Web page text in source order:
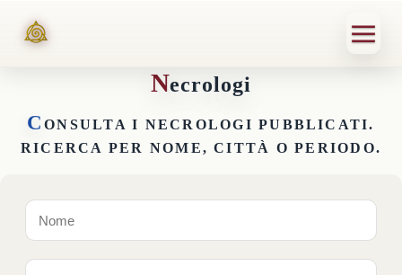
Necrologi
C ONSULTA I NECROLOGI PUBBLICATI.
RICERCA PER NOME, CITTÀ O PERIODO.